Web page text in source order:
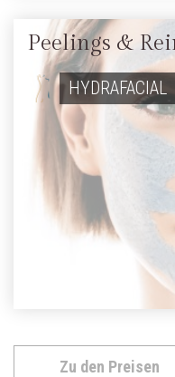
Peelings &
HYDRAFACIAL
Zu den Preisen